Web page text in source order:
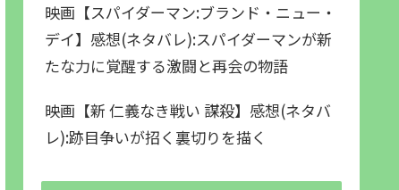
映画【スパイダーマン:ブランド・ニュー・
デイ】感想(ネタバレ):スパイダーマンが新
たな力に覚醒する激闘と再会の物語
映画【新 仁義なき戦い 謀殺】感想(ネタバ
レ):跡目争いが招く裏切りを描く